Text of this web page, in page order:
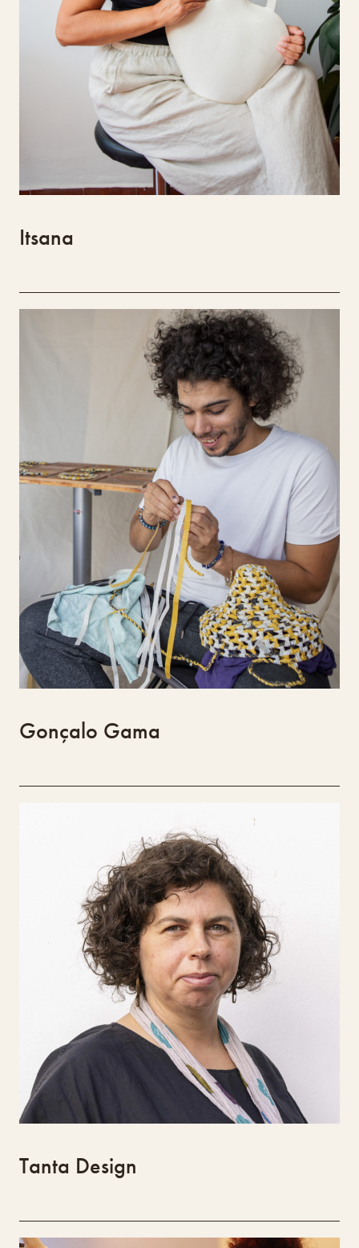
Itsana
Gonçalo Gama
Gonçalo Gama
Gonçalo Gama, mestre em Design de Produto e
licenciado em Design Industrial pela ESAD.CR,
atua como designer/artesão, focado na
inovação através da conceção e da manufatura.
Investiga o uso da palma e de fibras vegetais
locais em diálogo com a cerâmica, explorando
técnicas ancestrais na criação de objetos
utilitários. O seu trabalho cruza forma,
função e sustentabilidade, com peças de
contornos orgânicos, curvos ou incertos, que
revelam forte dimensão ambiental e social.
Gonçalo Gama
Tanta Design
Cláudia Moreira
Cláudia Moreira é arquiteta formada pela
Universidade Técnica de Lisboa e mestre em
Cultura Urbana pela UPC/CCCB. Colaborou em
gabinetes em Portugal, Reino Unido e Países
Baixos, participou em concursos
internacionais e exposições. Fundou o MOTE
Design Studio e tem formação em feltragem,
chapelaria e tecelagem. O projeto
Tanta.Design envolve design e produção de
fios e objetos têxteis, usando tinturaria
manual e fiação de “art yarn”, valorizando a
lã da ovelha Churra Algarvia.
Tanta Design